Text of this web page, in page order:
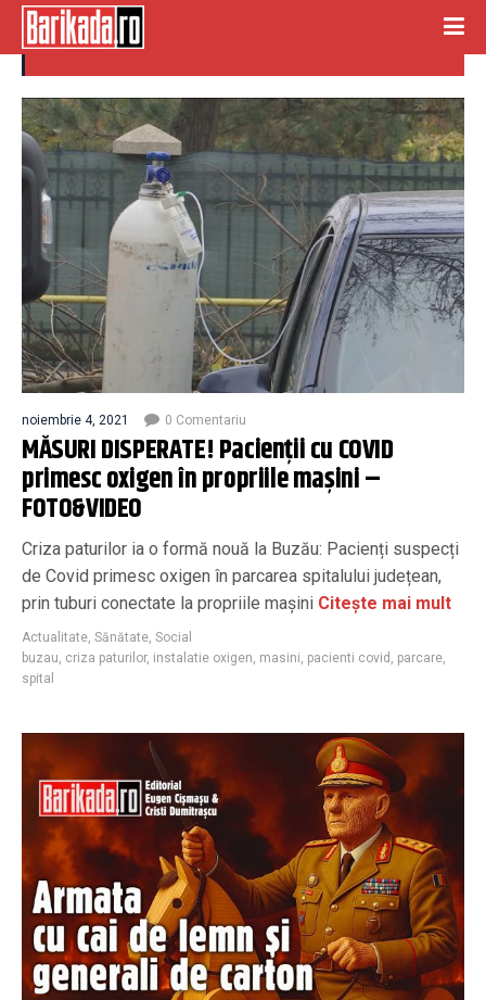
criza paturilor
noiembrie 4, 2021 0 Comentariu
MĂSURI DISPERATE! Pacienții cu COVID
primesc oxigen în propriile mașini –
FOTO&VIDEO
Criza paturilor ia o formă nouă la Buzău: Pacienți suspecți
de Covid primesc oxigen în parcarea spitalului județean,
prin tuburi conectate la propriile mașini Citește mai mult
Actualitate, Sănătate, Social
buzau, criza paturilor, instalatie oxigen, masini, pacienti covid , parcare,
spital